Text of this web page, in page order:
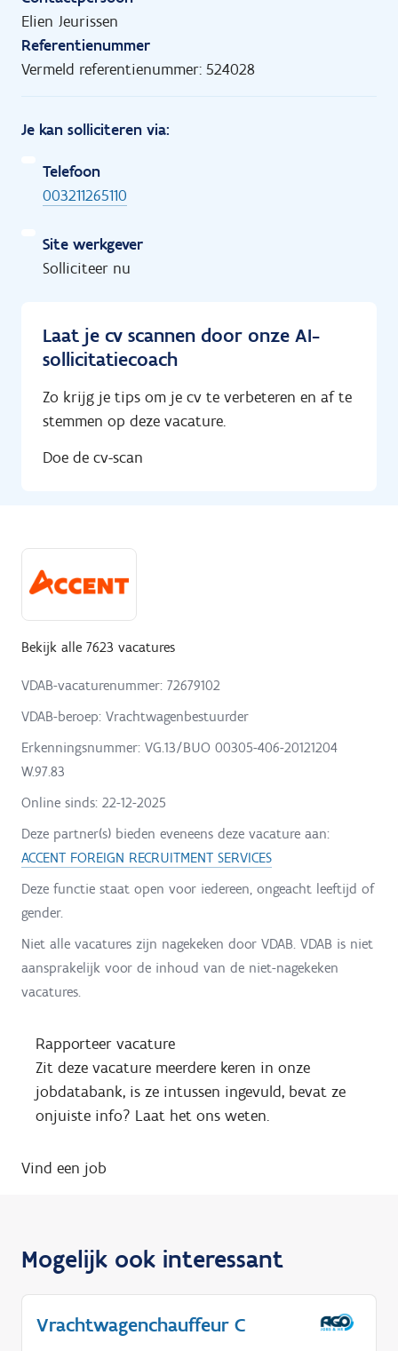
Elien Jeurissen
Referentienummer
Vermeld referentienummer: 524028
Je kan solliciteren via:
Telefoon
003211265110
Site werkgever
Solliciteer nu
Laat je cv scannen door onze AI-
sollicitatiecoach
Zo krijg je tips om je cv te verbeteren en af te
stemmen op deze vacature.
Doe de cv-scan
Bekijk alle 7623 vacatures
VDAB-vacaturenummer: 72679102
VDAB-beroep: Vrachtwagenbestuurder
Erkenningsnummer: VG.13/BUO 00305-406-20121204
W.97.83
Online sinds: 22-12-2025
Deze partner(s) bieden eveneens deze vacature aan:
ACCENT FOREIGN RECRUITMENT SERVICES
Deze functie staat open voor iedereen, ongeacht leeftijd of
gender.
Niet alle vacatures zijn nagekeken door VDAB. VDAB is niet
aansprakelijk voor de inhoud van de niet-nagekeken
vacatures.
Rapporteer vacature
Zit deze vacature meerdere keren in onze
jobdatabank, is ze intussen ingevuld, bevat ze
onjuiste info? Laat het ons weten.
Vind een job
Mogelijk ook interessant
Vrachtwagenchauffeur C